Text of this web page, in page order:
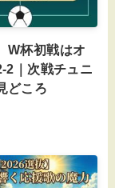
W杯初戦はオ
2｜次戦チュニ
どころ